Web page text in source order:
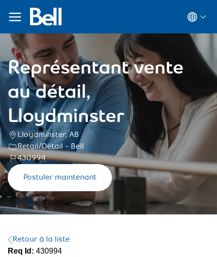
Représentant vente
au détail,
Lloydminster
Lloydminster, AB
Retail/Détail - Bell
430994
Postuler maintenant
Retour à la liste
Req Id: 430994